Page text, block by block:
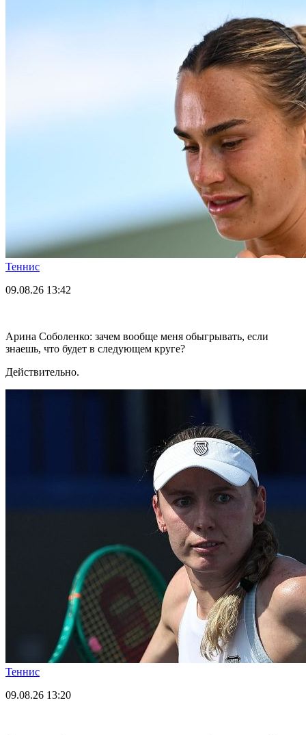
Теннис
09.08.26 13:42
Арина Соболенко: зачем вообще меня обыгрывать, если
знаешь, что будет в следующем круге?
Действительно.
Теннис
09.08.26 13:20